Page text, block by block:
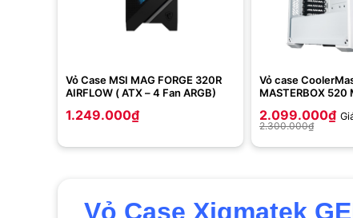
Vỏ Case MSI MAG FORGE 320R
AIRFLOW ( ATX – 4 Fan ARGB)
1.249.000₫
Vỏ case
MASTERBOX 520
2.099.000₫
2.300.000₫
Vỏ Case Xigmatek